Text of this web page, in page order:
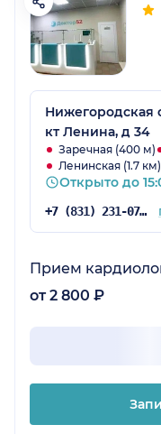
Нижегородская
кт Ленина, д 34
Заречная (400 м)
Ленинская (1.7 км)
Открыто до
+7 (831) 231-07-15
Прием
от 2 800 ₽